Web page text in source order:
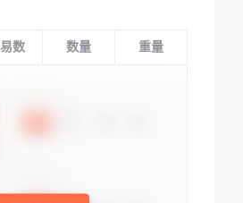
数 数量 重量